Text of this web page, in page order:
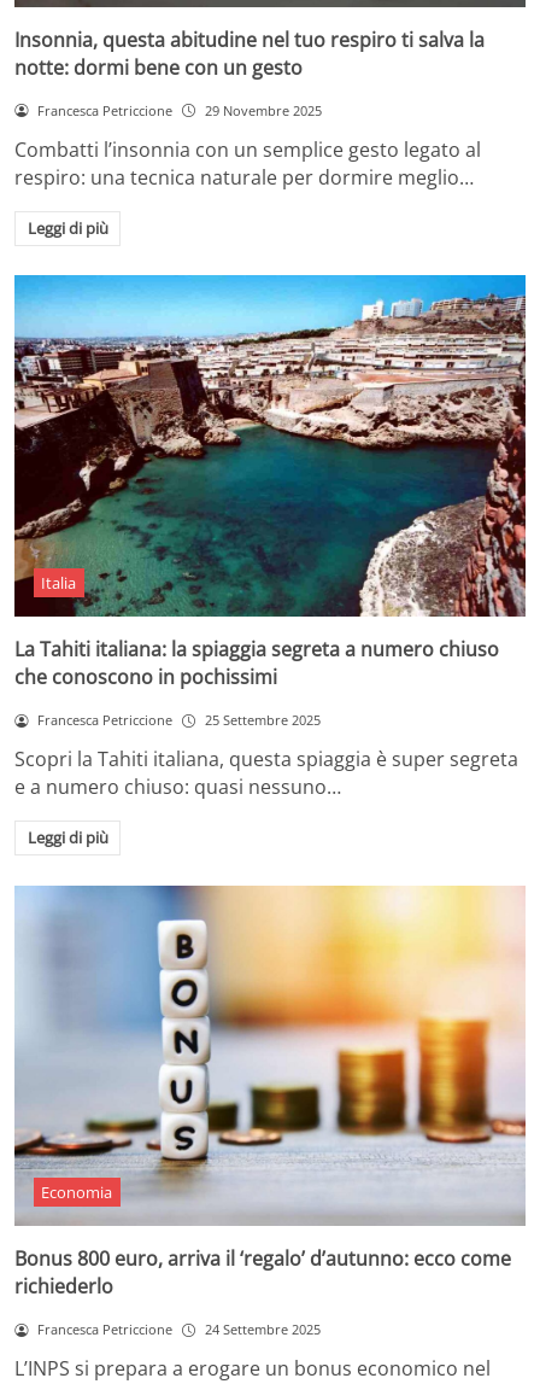
Insonnia, questa abitudine nel tuo respiro ti salva la
notte: dormi bene con un gesto
Francesca Petriccione 29 Novembre 2025
Combatti l’insonnia con un semplice gesto legato al
respiro: una tecnica naturale per dormire meglio…
Leggi di più
Italia
La Tahiti italiana: la spiaggia segreta a numero chiuso
che conoscono in pochissimi
Francesca Petriccione 25 Settembre 2025
Scopri la Tahiti italiana, questa spiaggia è super segreta
e a numero chiuso: quasi nessuno…
Leggi di più
Economia
Bonus 800 euro, arriva il ‘regalo’ d’autunno: ecco come
richiederlo
Francesca Petriccione 24 Settembre 2025
L’INPS si prepara a erogare un bonus economico nel